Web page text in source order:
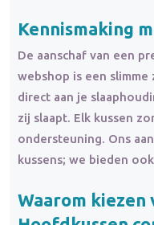
Kennismaking
De aanschaf van een
webshop is een slimme
direct aan je
zij slaapt. Elk kussen
ondersteuning. Ons
kussens; we bieden
Waarom kiezen